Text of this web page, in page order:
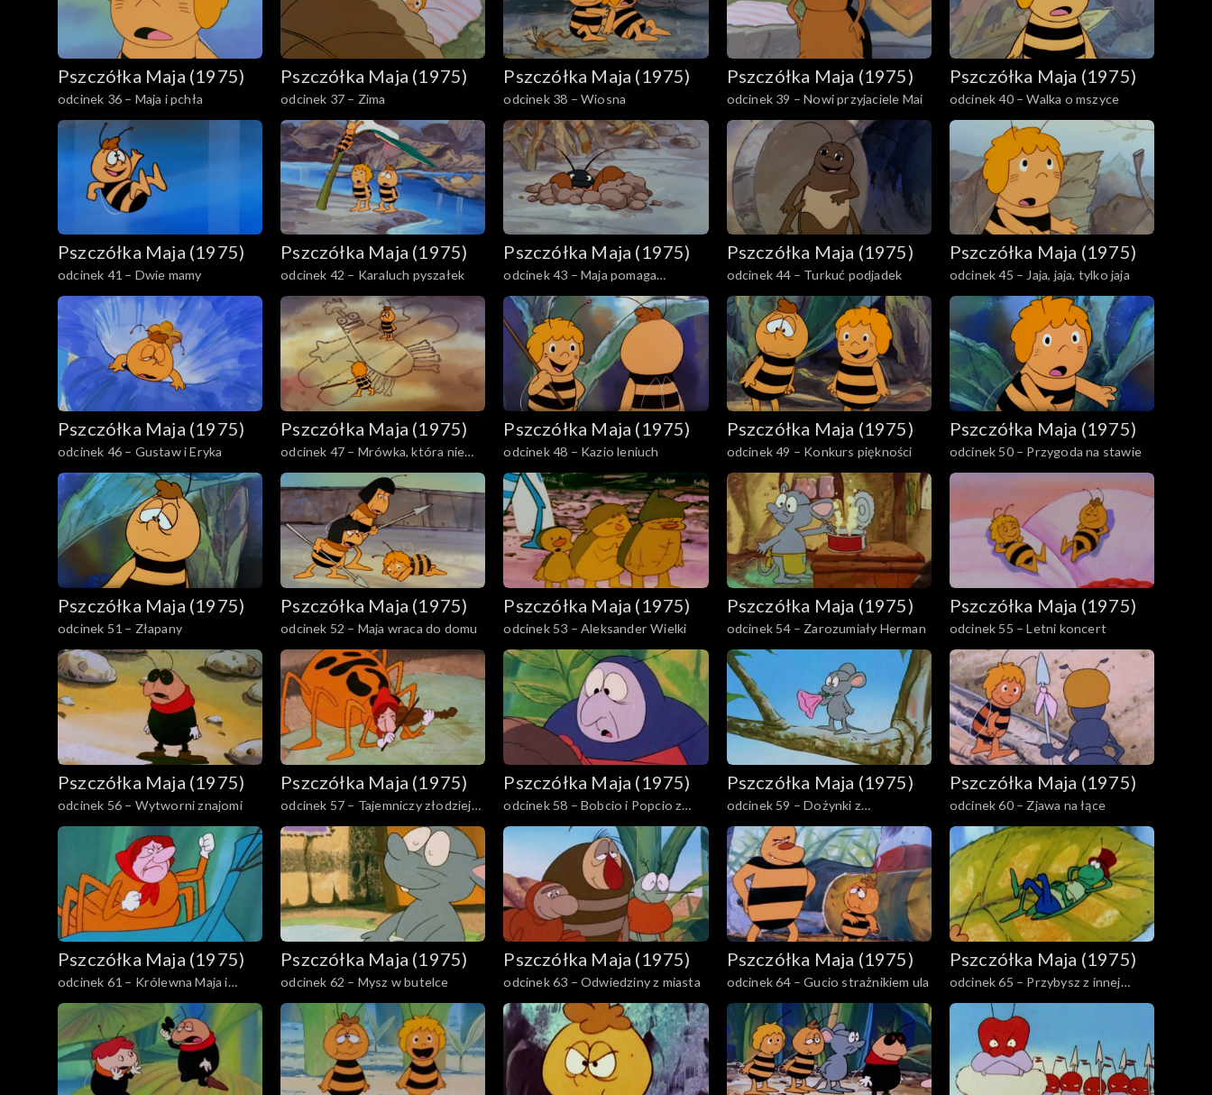
Pszczółka Maja (1975)
odcinek 36 – Maja i pchła
Pszczółka Maja (1975)
odcinek 37 – Zima
Pszczółka Maja (1975)
odcinek 38 – Wiosna
Pszczółka Maja (1975)
odcinek 39 – Nowi przyjaciele Mai
Pszczółka Maja (1975)
odcinek 40 – Walka o mszyce
Pszczółka Maja (1975)
odcinek 41 – Dwie mamy
Pszczółka Maja (1975)
odcinek 42 – Karaluch pyszałek
Pszczółka Maja (1975)
odcinek 43 – Maja pomaga
termitom
Pszczółka Maja (1975)
odcinek 44 – Turkuć podjadek
Pszczółka Maja (1975)
odcinek 45 – Jaja, jaja, tylko jaja
Pszczółka Maja (1975)
odcinek 46 – Gustaw i Eryka
Pszczółka Maja (1975)
odcinek 47 – Mrówka, która nie
chciała się więcej bawić
Pszczółka Maja (1975)
odcinek 48 – Kazio leniuch
Pszczółka Maja (1975)
odcinek 49 – Konkurs piękności
Pszczółka Maja (1975)
odcinek 50 – Przygoda na stawie
Pszczółka Maja (1975)
odcinek 51 – Złapany
Pszczółka Maja (1975)
odcinek 52 – Maja wraca do domu
Pszczółka Maja (1975)
odcinek 53 – Aleksander Wielki
Pszczółka Maja (1975)
odcinek 54 – Zarozumiały Herman
Pszczółka Maja (1975)
odcinek 55 – Letni koncert
Pszczółka Maja (1975)
odcinek 56 – Wytworni znajomi
Pszczółka Maja (1975)
odcinek 57 – Tajemniczy złodziej
serów
Pszczółka Maja (1975)
odcinek 58 – Bobcio i Popcio z
Moguncji
Pszczółka Maja (1975)
odcinek 59 – Dożynki z
przeszkodami
Pszczółka Maja (1975)
odcinek 60 – Zjawa na łące
Pszczółka Maja (1975)
odcinek 61 – Królewna Maja i
księżniczka Tekla
Pszczółka Maja (1975)
odcinek 62 – Mysz w butelce
Pszczółka Maja (1975)
odcinek 63 – Odwiedziny z miasta
Pszczółka Maja (1975)
odcinek 64 – Gucio strażnikiem ula
Pszczółka Maja (1975)
odcinek 65 – Przybysz z innej
planety